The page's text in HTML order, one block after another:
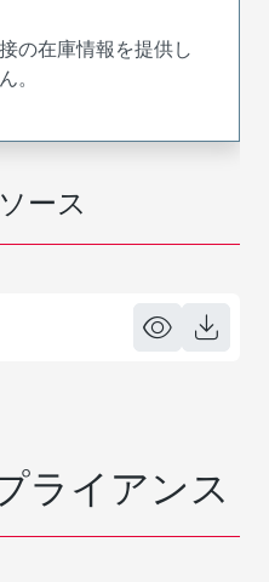
ース
の在庫情報を提供し
。
ライアンス